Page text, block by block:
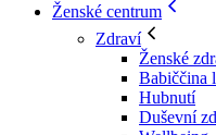
Ženské centrum
Zdraví
Ženské
Babiččina
Hubnutí
Duševní